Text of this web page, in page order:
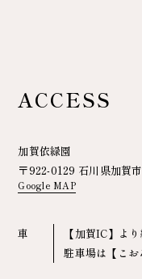
ACCESS
加賀依緑園
〒922-0129 石川県加賀
Google MAP
車
【加賀IC】よ
駐車場は【こ